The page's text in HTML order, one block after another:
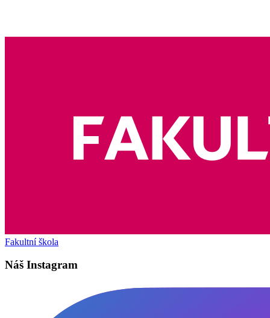
Fakultní škola
Náš Instagram